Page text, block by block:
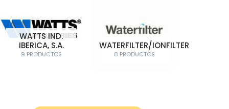
WATTS IND.
IBERICA, S.A.
9 PRODUCTOS
WATERFILTER/IONFILTER
8 PRODUCTOS